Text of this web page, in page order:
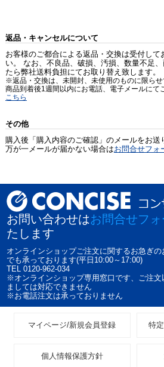
返品・キャンセルについて
お客様のご都合による返品・交換は受付して
い。 なお、不良品、破損、汚損、数量不足
たら弊社送料負担にてお取り替え致します。
※返品・交換は、未開封、未使用のものに限らせ
商品到着後1週間以内にお電話、電子メールにて
こちら
その他
購入後「購入内容のご確認」のメールをお送
万が一メールが届かない場合はお問合せフォ
お問い合わせはお問合せフォ
たします
オンラインショップご注文に関するお急ぎ
でも承っております(平日10:00～17:00)
TEL 0120-962-034
※オンラインショップ専用窓口です、ご注文
ましては対応できません
※お電話注文は承っておりません
マイページ/新規会員登録 特
個人情報保護方針